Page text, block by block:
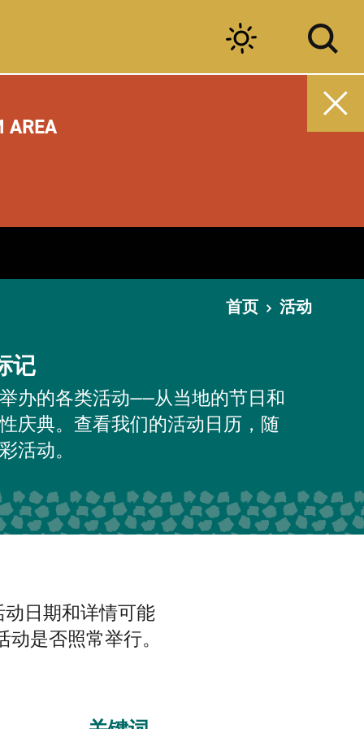
AREA
首页 活动
记
办的各类活动——从当地的节日和
庆典。查看我们的活动日历，随
活动。
日期和详情可能
是否照常举行。